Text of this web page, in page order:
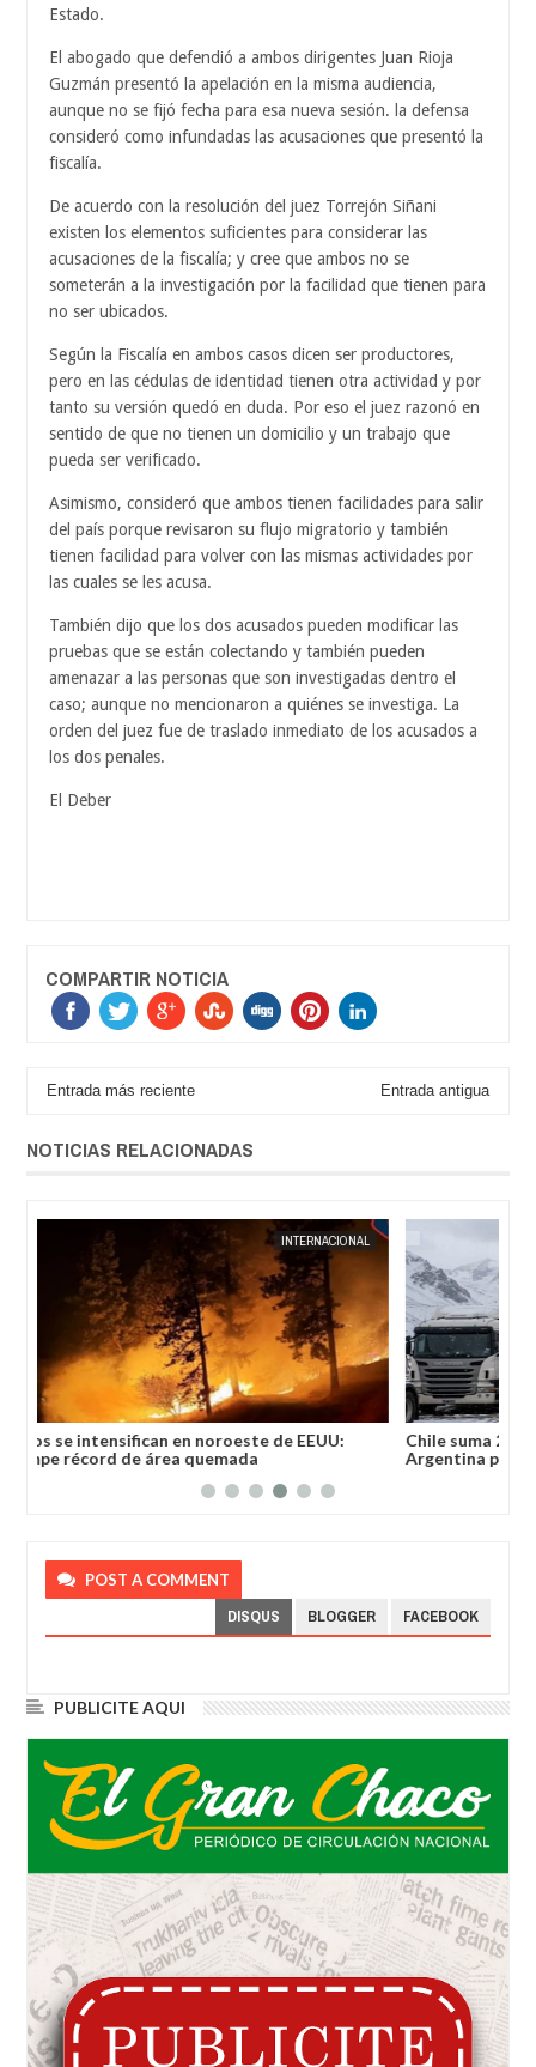
Estado.
El abogado que defendió a ambos dirigentes Juan Rioja
Guzmán presentó la apelación en la misma audiencia,
aunque no se fijó fecha para esa nueva sesión. la defensa
consideró como infundadas las acusaciones que presentó la
fiscalía.
De acuerdo con la resolución del juez Torrejón Siñani
existen los elementos suficientes para considerar las
acusaciones de la fiscalía; y cree que ambos no se
someterán a la investigación por la facilidad que tienen para
no ser ubicados.
Según la Fiscalía en ambos casos dicen ser productores,
pero en las cédulas de identidad tienen otra actividad y por
tanto su versión quedó en duda. Por eso el juez razonó en
sentido de que no tienen un domicilio y un trabajo que
pueda ser verificado.
Asimismo, consideró que ambos tienen facilidades para salir
del país porque revisaron su flujo migratorio y también
tienen facilidad para volver con las mismas actividades por
las cuales se les acusa.
También dijo que los dos acusados pueden modificar las
pruebas que se están colectando y también pueden
amenazar a las personas que son investigadas dentro el
caso; aunque no mencionaron a quiénes se investiga. La
orden del juez fue de traslado inmediato de los acusados a
los dos penales.
El Deber
COMPARTIR NOTICIA
Entrada más reciente Entrada antigua
NOTICIAS RELACIONADAS
2026
INTERNACIONAL
Chile suma 20 días de cierre del paso fronterizo con
Argentina por nevadas del temporal
JORGE MOLINA
POST A COMMENT
DISQUS BLOGGER FACEBOOK
PUBLICITE AQUI